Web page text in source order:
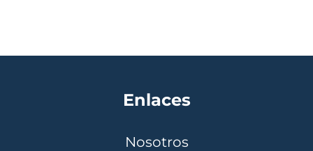
Enlaces
Nosotros